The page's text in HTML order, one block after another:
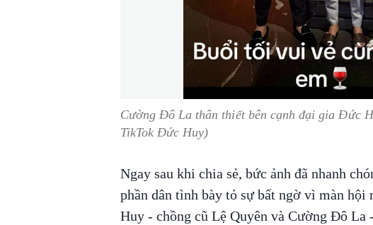
Cường Đô La thân thiết bên cạnh đại gia Đức
TikTok Đức Huy)
Ngay sau khi chia sẻ, bức ảnh đã nhanh
phần dân tình bày tỏ sự bất ngờ vì màn
Huy - chồng cũ Lệ Quyên và Cường Đô La